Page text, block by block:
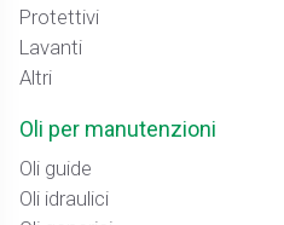
Protettivi
Lavanti
Altri
Oli per manutenzioni
Oli guide
Oli idraulici